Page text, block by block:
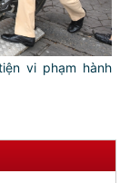
vi phạm hành
LÀ: